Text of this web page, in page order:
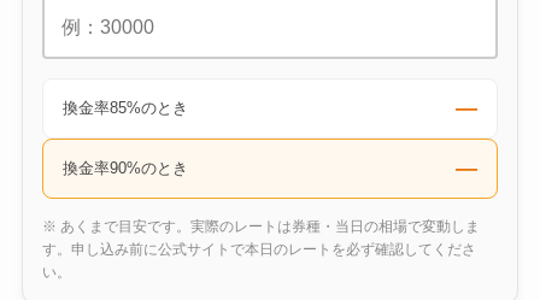
換金率85%のとき —
換金率90%のとき —
※ あくまで目安です。実際のレートは券種・当日の相場で変動しま
す。申し込み前に公式サイトで本日のレートを必ず確認してくださ
い。